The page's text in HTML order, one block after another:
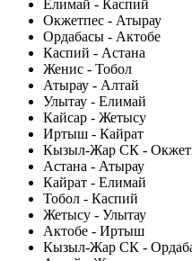
Елимай - Каспий
Окжетпес - Атырау
Ордабасы - Актобе
Каспий - Астана
Женис - Тобол
Атырау - Алтай
Улытау - Елимай
Кайсар - Жетысу
Иртыш - Кайрат
Кызыл-Жар СК -
Астана - Атырау
Кайрат - Елимай
Тобол - Каспий
Жетысу - Улытау
Актобе - Иртыш
Кызыл-Жар СК -